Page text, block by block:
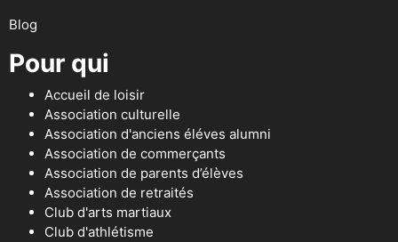
Blog
Pour qui
Accueil de loisir
Association culturelle
Association d'anciens éléves alumni
Association de commerçants
Association de parents d’élèves
Association de retraités
Club d'arts martiaux
Club d'athlétisme